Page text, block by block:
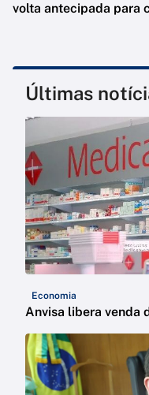
volta antecipada para
Últimas
Economia
Anvisa libera venda